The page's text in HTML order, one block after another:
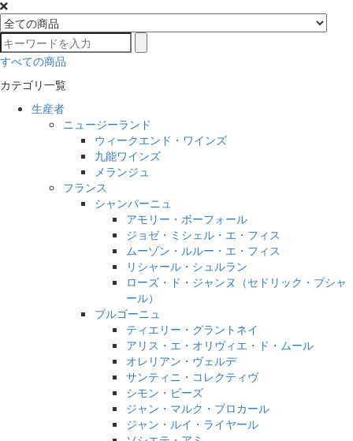
すべての商品
カテゴリ一覧
生産者
ニュージーランド
ウィークエンド・ワインズ
九能ワインズ
メランジュ
フランス
シャンパーニュ
アモリー・ボーフォール
ジョゼ・ミシェル・エ・フィス
ムーゾン・ルルー・エ・フィス
リシャール・シュルラン
ローズ・ド・ジャンヌ（セドリック・ブシャ
ール）
ブルゴーニュ
ティエリー・グラントネイ
アリス・エ・オリヴィエ・ド・ムール
オレリアン・ヴェルデ
サンティニ・コレクティヴ
シモン・ビーズ
ジャン・マルク・ブロカール
ジャン・ルイ・ライヤール